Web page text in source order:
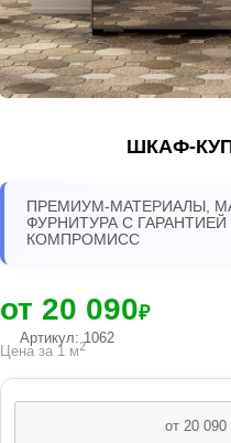
ШКАФ-
ПРЕМИУМ-МАТЕРИАЛЫ,
ФУРНИТУРА С
КОМПРОМИСС
от 20 090₽
Артикул: 1062
Цена за 1 м2